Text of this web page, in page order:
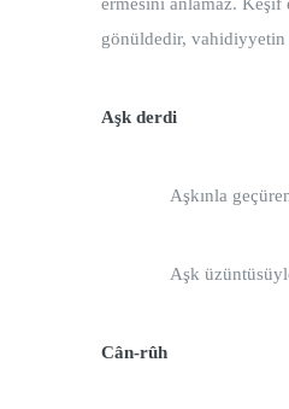
gönüldedir, vahidiyyetin
Aşk derdi
Aşkınla
Aşk
Cân-rûh